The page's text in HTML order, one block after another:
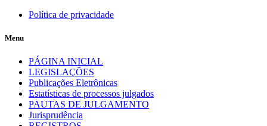
Política de privacidade
Menu
PÁGINA INICIAL
LEGISLAÇÕES
Publicações Eletrônicas
Estatísticas de processos julgados
PAUTAS DE JULGAMENTO
Jurisprudência